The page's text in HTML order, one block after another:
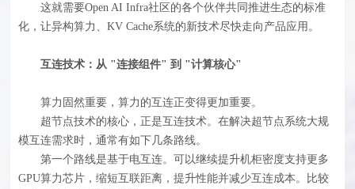
这就需要Open AI Infra社区的各个伙伴共同推进生态的标准
化，让异构算力、KV Cache系统的新技术尽快走向产品应用。
互连技术：从 "连接组件" 到 "计算核心"
算力固然重要，算力的互连正变得更加重要。
超节点技术的核心，正是互连技术。在解决超节点系统大规
模互连需求时，通常有如下几条路线。
第一个路线是基于电互连。可以继续提升机柜密度支持更多
GPU算力芯片，缩短互联距离，提升性能并减少互连成本。比较